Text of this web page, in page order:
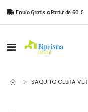
Envío Gratis a Partir de 60 €
Toggle
SAQUITO CEBRA